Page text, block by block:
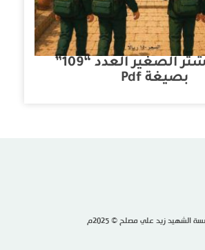
مجلة الأشتر الصغير العدد “109”
بصيغة Pdf
زيد علي مصلح © 2025م